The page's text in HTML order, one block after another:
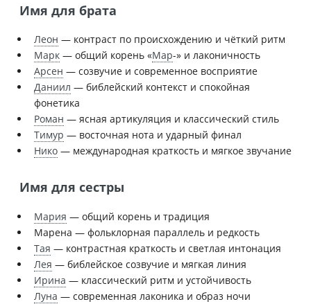
Имя для брата
Леон — контраст по происхождению и чёткий ритм
Марк — общий корень «Мар-» и лаконичность
Арсен — созвучие и современное восприятие
Даниил — библейский контекст и спокойная
фонетика
Роман — ясная артикуляция и классический стиль
Тимур — восточная нота и ударный финал
Нико — международная краткость и мягкое звучание
Имя для сестры
Мария — общий корень и традиция
Марена — фольклорная параллель и редкость
Тая — контрастная краткость и светлая интонация
Лея — библейское созвучие и мягкая линия
Ирина — классический ритм и устойчивость
Луна — современная лаконика и образ ночи